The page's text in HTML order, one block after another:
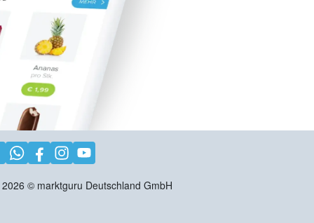
2026 © marktguru Deutschland GmbH